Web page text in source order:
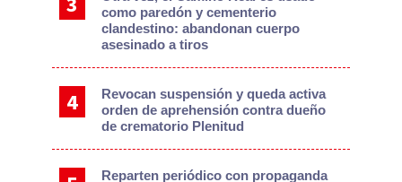
como paredón y cementerio
clandestino: abandonan cuerpo
asesinado a tiros
Revocan suspensión y queda activa
orden de aprehensión contra dueño
de crematorio Plenitud
Reparten periódico con propaganda